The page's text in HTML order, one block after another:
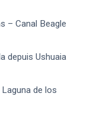
– Canal Beagle
depuis Ushuaia
de los